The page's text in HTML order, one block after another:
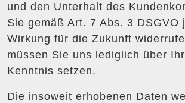
und den Unterhalt des
Sie gemäß Art. 7 Abs. 3 DSGVO
Wirkung für die Zukunft
müssen Sie uns lediglich über
Kenntnis setzen.
Die insoweit erhobenen Daten